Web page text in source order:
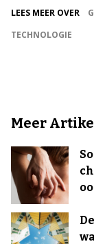
LEES MEER OVER
TECHNOLOGIE
Meer